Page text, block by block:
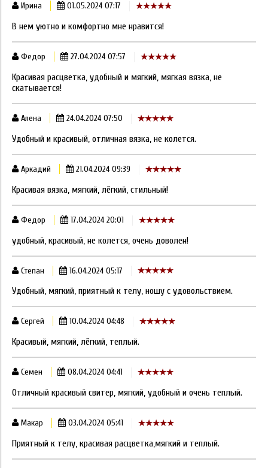
Ирина 01.05.2024 07:17
В нем уютно и комфортно мне нравится!
Федор 27.04.2024 07:57
Красивая расцветка, удобный и мягкий, мягкая вязка, не
скатывается!
Алена 24.04.2024 07:50
Удобный и красивый, отличная вязка, не колется.
Аркадий 21.04.2024 09:39
Красивая вязка, мягкий, лёгкий, стильный!
Федор 17.04.2024 20:01
удобный, красивый, не колется, очень доволен!
Степан 16.04.2024 05:17
Удобный, мягкий, приятный к телу, ношу с удовольствием.
Сергей 10.04.2024 04:48
Красивый, мягкий, лёгкий, теплый.
Семен 08.04.2024 04:41
Отличный красивый свитер, мягкий, удобный и очень теплый.
Макар 03.04.2024 05:41
Приятный к телу, красивая расцветка,мягкий и теплый.